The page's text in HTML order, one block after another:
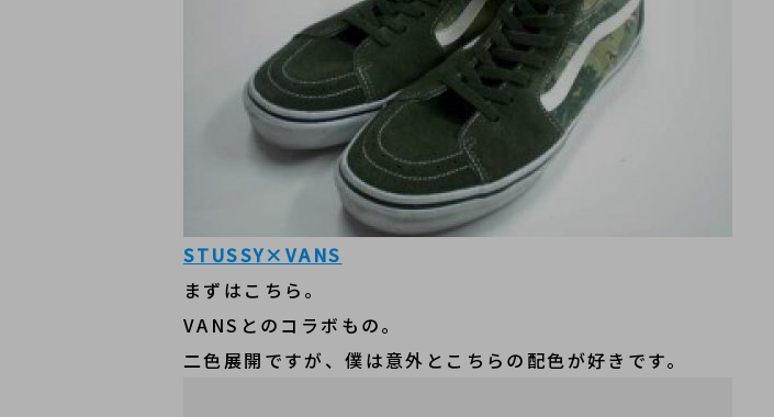
STUSSY×VANS
まずはこちら。
VANSとのコラボもの。
二色展開ですが、僕は意外とこちらの配色が好きです。